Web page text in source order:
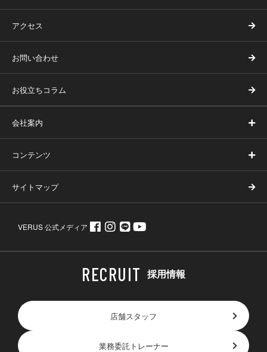
アクセス
お問い合わせ
お役立ちコラム
会社案内
コンテンツ
サイトマップ
VERUS 公式メディア
採用情報
店舗スタッフ
業務委託トレーナー